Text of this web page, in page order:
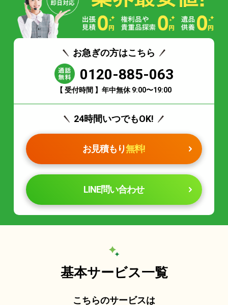
お急ぎの方はこちら
0120-885-063
【 受付時間 】年中無休 9:00〜19:00
24時間いつでもOK!
お見積もり無料!
LINE問い合わせ
基本サービス一覧
こちらのサービスは